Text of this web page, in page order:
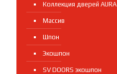
Коллекция дверей AURA
Массив
Шпон
Экошпон
SV DOORS экошпон